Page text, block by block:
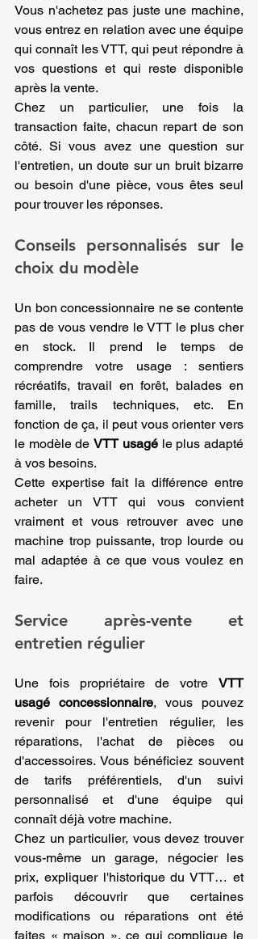
Vous n'achetez pas juste une machine,
vous entrez en relation avec une équipe
qui connaît les VTT, qui peut répondre à
vos questions et qui reste disponible
après la vente.
Chez un particulier, une fois la
transaction faite, chacun repart de son
côté. Si vous avez une question sur
l'entretien, un doute sur un bruit bizarre
ou besoin d'une pièce, vous êtes seul
pour trouver les réponses.
Conseils personnalisés sur le
choix du modèle
Un bon concessionnaire ne se contente
pas de vous vendre le VTT le plus cher
en stock. Il prend le temps de
comprendre votre usage : sentiers
récréatifs, travail en forêt, balades en
famille, trails techniques, etc. En
fonction de ça, il peut vous orienter vers
le modèle de VTT usagé le plus adapté
à vos besoins.
Cette expertise fait la différence entre
acheter un VTT qui vous convient
vraiment et vous retrouver avec une
machine trop puissante, trop lourde ou
mal adaptée à ce que vous voulez en
faire.
Service après-vente et
entretien régulier
Une fois propriétaire de votre VTT
usagé concessionnaire, vous pouvez
revenir pour l'entretien régulier, les
réparations, l'achat de pièces ou
d'accessoires. Vous bénéficiez souvent
de tarifs préférentiels, d'un suivi
personnalisé et d'une équipe qui
connaît déjà votre machine.
Chez un particulier, vous devez trouver
vous-même un garage, négocier les
prix, expliquer l'historique du VTT… et
parfois découvrir que certaines
modifications ou réparations ont été
faites « maison », ce qui complique le